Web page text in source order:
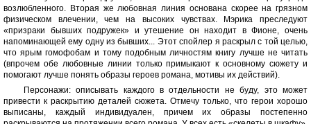
возлюбленного. Вторая же любовная линия основана скорее на грязном
физическом влечении, чем на высоких чувствах. Мэрика преследуют
«призраки бывших подружек» и утешение он находит в Фионе, очень
напоминающей ему одну из бывших... Этот спойлер я раскрыл с той целью,
что ярым гомофобам и тому подобным личностям книгу лучше не читать
(впрочем обе любовные линии только примыкают к основному сюжету и
помогают лучше понять образы героев романа, мотивы их действий).
Персонажи: описывать каждого в отдельности не буду, это может
привести к раскрытию деталей сюжета. Отмечу только, что герои хорошо
выписаны, каждый индивидуален, причем их образы постепенно